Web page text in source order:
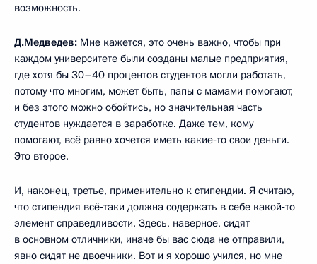
возможность.
Д.Медведев: Мне кажется, это очень важно, чтобы при
каждом университете были созданы малые предприятия,
где хотя бы 30–40 процентов студентов могли работать,
потому что многим, может быть, папы с мамами помогают,
и без этого можно обойтись, но значительная часть
студентов нуждается в заработке. Даже тем, кому
помогают, всё равно хочется иметь какие‑то свои деньги.
Это второе.
И, наконец, третье, применительно к стипендии. Я считаю,
что стипендия всё‑таки должна содержать в себе какой‑то
элемент справедливости. Здесь, наверное, сидят
в основном отличники, иначе бы вас сюда не отправили,
явно сидят не двоечники. Вот и я хорошо учился, но мне